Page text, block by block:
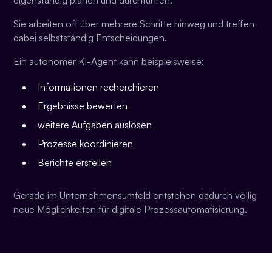
Sie arbeiten oft über mehrere Schritte hinweg und treffen
dabei selbstständig Entscheidungen.
Ein autonomer KI-Agent kann beispielsweise:
Informationen recherchieren
Ergebnisse bewerten
weitere Aufgaben auslösen
Prozesse koordinieren
Berichte erstellen
Gerade im Unternehmensumfeld entstehen dadurch völlig
neue Möglichkeiten für digitale Prozessautomatisierung.